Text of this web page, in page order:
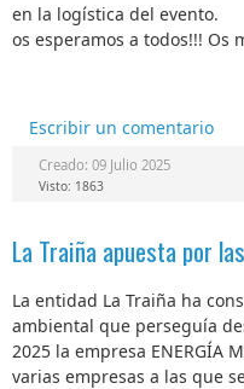
en la logística del evento.
os esperamos a todos!!! Os
Escribir un comentario
Creado: 09 Julio 2025
Visto: 1863
La Traiña apuesta por
La entidad La Traiña ha
ambiental que perseguía
2025 la empresa ENERGÍA
varias empresas a las que